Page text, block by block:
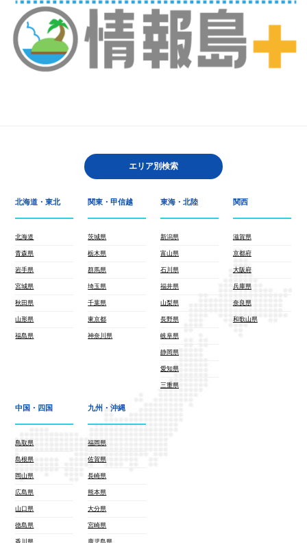
エリア別検索
北海道・東北
北海道
青森県
岩手県
宮城県
秋田県
山形県
福島県
関東・甲信越
茨城県
栃木県
群馬県
埼玉県
千葉県
東京都
神奈川県
東海・北陸
新潟県
富山県
石川県
福井県
山梨県
長野県
岐阜県
静岡県
愛知県
三重県
関西
滋賀県
京都府
大阪府
兵庫県
奈良県
和歌山県
中国・四国
鳥取県
島根県
岡山県
広島県
山口県
徳島県
九州・沖縄
福岡県
佐賀県
長崎県
熊本県
大分県
宮崎県